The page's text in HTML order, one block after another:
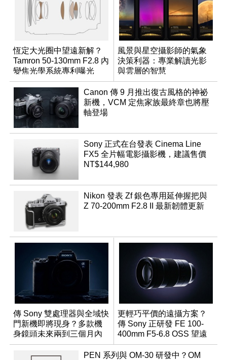
恆定大光圈中望遠新解？
Tamron 50-130mm F2.8 內
變焦光學系統專利曝光
風景與星空攝影師的氣象
決策利器：專業解讀光影
與雲層的智慧
App「Atmos」登場
Canon 傳 9 月推出復古風格的神祕
新機，VCM 定焦家族最終章也將壓
軸登場
Sony 正式在台發表 Cinema Line
FX5 全片幅電影攝影機，建議售價
NT$144,980
Nikon 發表 Zf 銀色專用延伸握把與
Z 70-200mm F2.8 II 最新韌體更新
傳 Sony 雙處理器與全域快
門新機即將現身？多款機
身鏡頭未來兩到三個月內
有望登場
更輕巧平價的遠攝方案？
傳 Sony 正研發 FE 100-
400mm F5-6.8 OSS 望遠
變焦鏡頭
PEN 系列與 OM-30 研發中？OM